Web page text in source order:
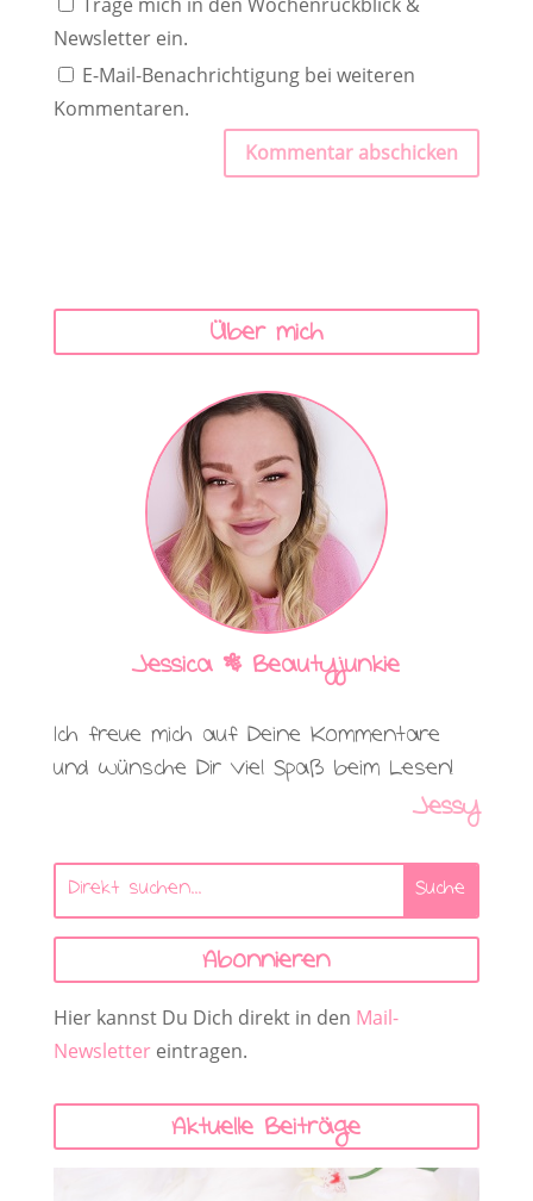
Newsletter ein.
E-Mail-Benachrichtigung bei weiteren
Kommentaren.
Kommentar abschicken
Über mich
Jessica | Beautyjunkie
Ich freue mich auf Deine Kommentare
und wünsche Dir viel Spaß beim Lesen!
Jessy
Abonnieren
Hier kannst Du Dich direkt in den Mail-
Newslettereintragen.
Aktuelle Beiträge